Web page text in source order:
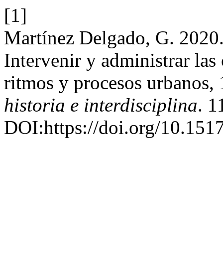
[1]
Martínez Delgado, G.
Intervenir y administrar las
ritmos y procesos
historia e interdisciplina.
DOI:https://doi.org/